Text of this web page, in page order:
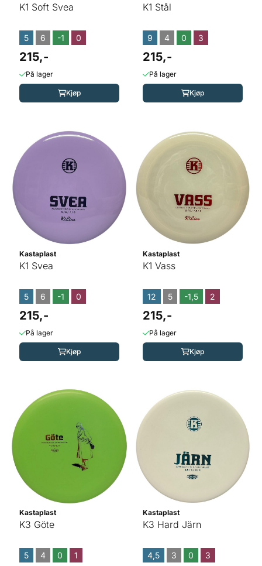
K1 Soft Svea
5 6 -1 0
215,-
På lager
Kjøp
K1 Stål
9 4 0 3
215,-
På lager
Kjøp
Kastaplast
K1 Svea
5 6 -1 0
215,-
På lager
Kjøp
Kastaplast
K1 Vass
12 5 -1,5 2
215,-
På lager
Kjøp
Kastaplast
K3 Göte
5 4 0 1
Kastaplast
K3 Hard Järn
4,5 3 0 3